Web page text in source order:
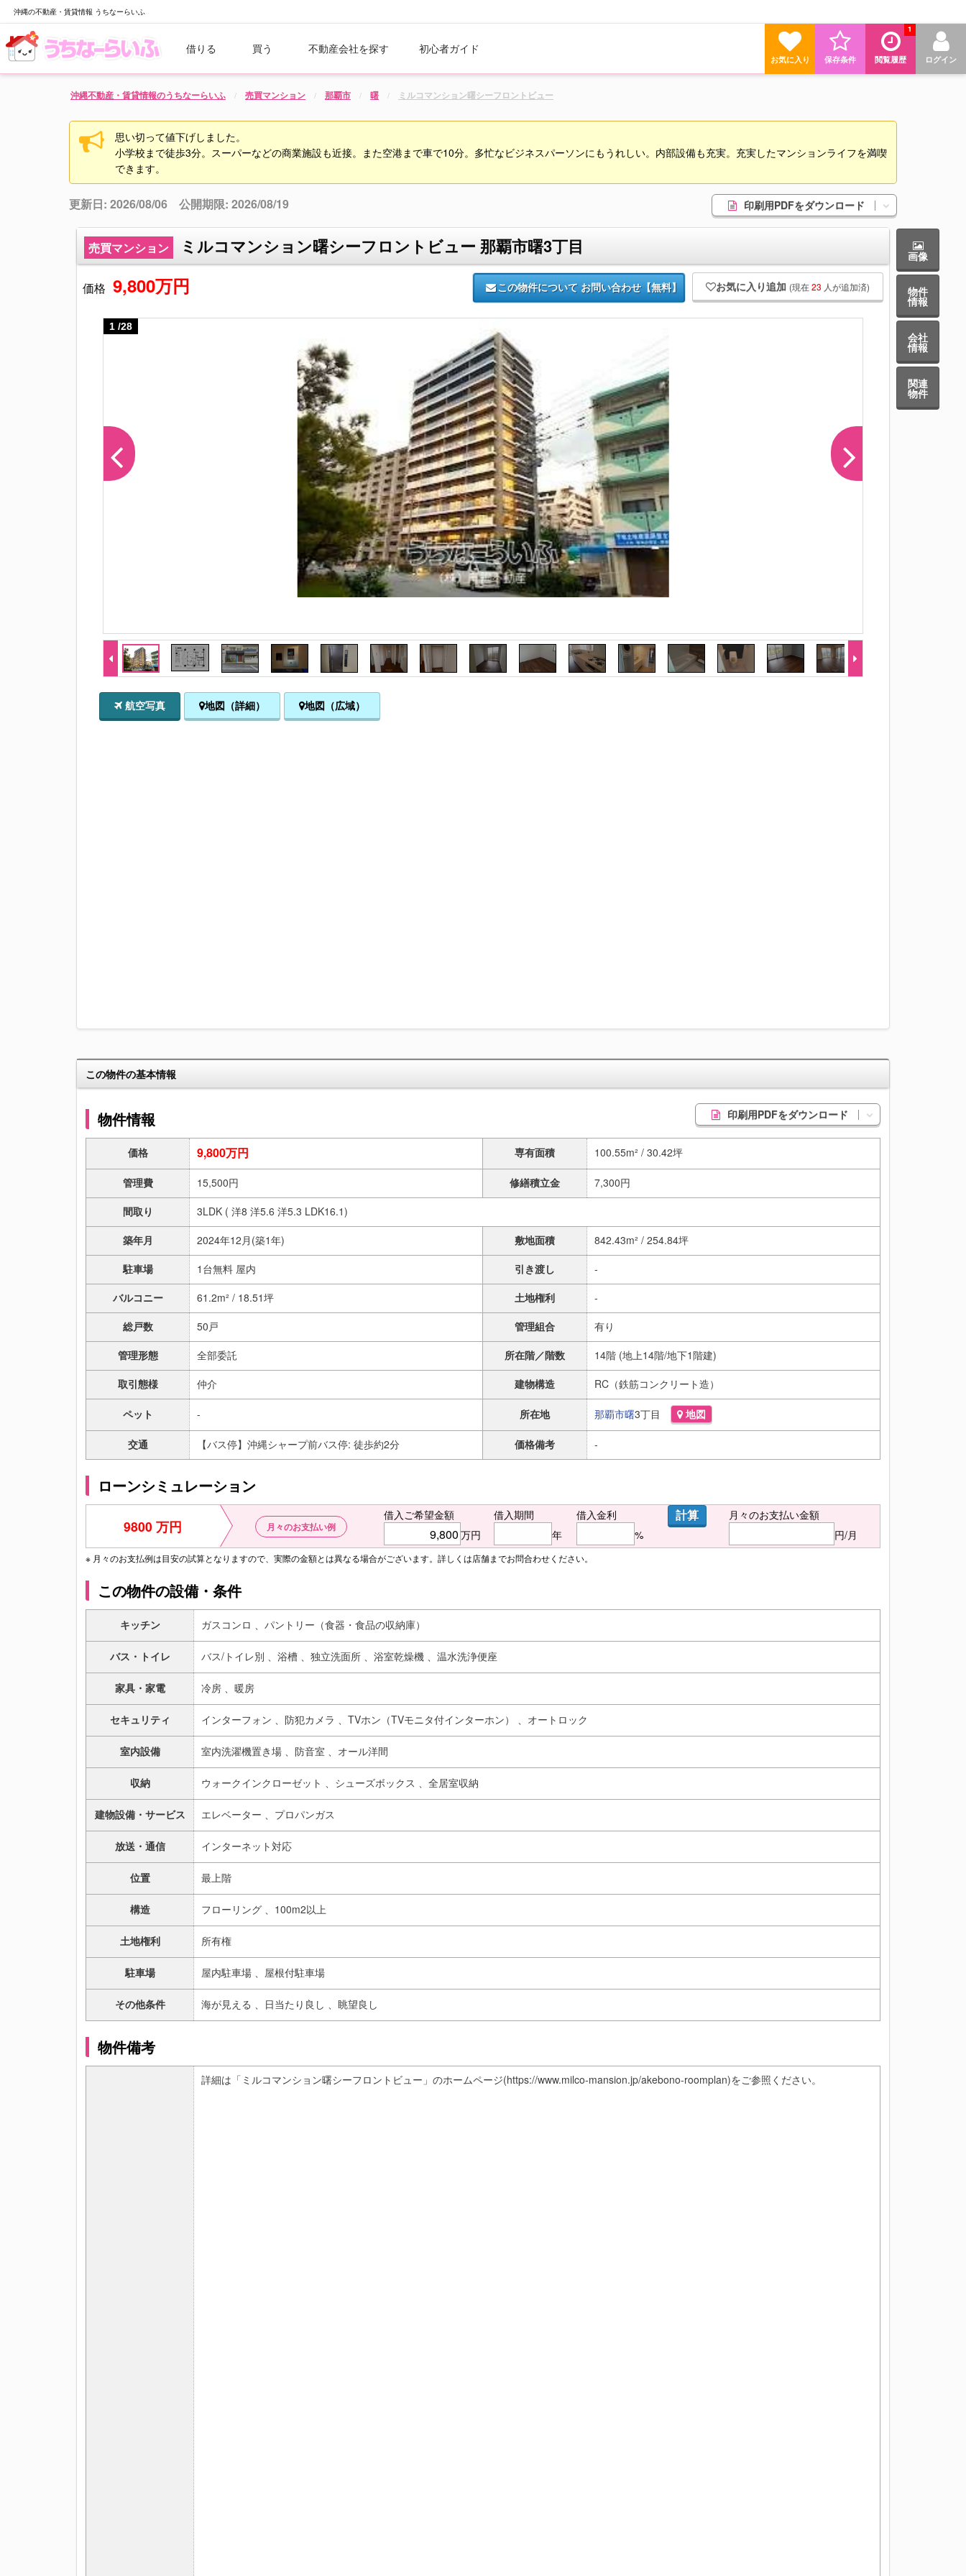
沖縄の不動産・賃貸情報 うちなーらいふ
借りる 買う 不動産会社を探す 初心者ガイド
ログイン
閲覧履歴
1
保存条件
お気に入り
沖縄不動産・賃貸情報のうちなーらいふ 売買マンション 那覇市 曙 ミルコマンション曙シーフロントビュー
思い切って値下げしました。
小学校まで徒歩3分。スーパーなどの商業施設も近接。また空港まで車で10分。多忙なビジネスパーソンにもうれしい。内部設備も充実。充実したマンションライフを満喫
できます。
更新日: 2026/08/06 公開期限: 2026/08/19 印刷用PDFをダウンロード
売買マンション ミルコマンション曙シーフロントビュー 那覇市曙3丁目
価格 9,800万円 この物件について お問い合わせ【無料】 お気に入り追加 (現在23 人が追加済)
1 /28
航空写真 地図（詳細） 地図（広域）
この物件の基本情報
物件情報 印刷用PDFをダウンロード
価格 9,800万円 専有面積 100.55m² / 30.42坪
管理費 15,500円 修繕積立金
7,300円
間取り
3LDK ( 洋8 洋5.6 洋5.3 LDK16.1)
築年月
2024年12月(築1年) 敷地面積
842.43m² / 254.84坪
駐車場
1台無料 屋内 引き渡し
-
バルコニー
61.2m² / 18.51坪 土地権利
-
総戸数
50戸 管理組合
有り
管理形態
全部委託 所在階／階数
14階 (地上14階/地下1階建)
取引態様
仲介 建物構造 RC（鉄筋コンクリート造）
ペット - 所在地 那覇市曙3丁目 地図
交通 【バス停】沖縄シャープ前バス停: 徒歩約2分 価格備考 -
ローンシミュレーション
9800 万円 月々のお支払い例
借入ご希望金額
万円
借入期間
年
借入金利
%
計算
月々のお支払い金額
円/月
※ 月々のお支払例は目安の試算となりますので、実際の金額とは異なる場合がございます。詳しくは店舗までお問合わせください。
この物件の設備・条件
キッチン ガスコンロ 、 パントリー（食器・食品の収納庫）
バス・トイレ バス/トイレ別 、 浴槽 、 独立洗面所 、 浴室乾燥機 、 温水洗浄便座
家具・家電 冷房 、 暖房
セキュリティ インターフォン 、 防犯カメラ 、 TVホン（TVモニタ付インターホン） 、 オートロック
室内設備 室内洗濯機置き場 、 防音室 、 オール洋間
収納 ウォークインクローゼット 、 シューズボックス 、 全居室収納
建物設備・サービス エレベーター 、 プロパンガス
放送・通信 インターネット対応
位置 最上階
構造 フローリング 、 100m2以上
土地権利 所有権
駐車場 屋内駐車場 、 屋根付駐車場
その他条件 海が見える 、 日当たり良し 、 眺望良し
物件備考
詳細は「ミルコマンション曙シーフロントビュー」のホームページ(https://www.milco-mansion.jp/akebono-roomplan)をご参照ください。
画像
物件
情報
会社
情報
関連
物件